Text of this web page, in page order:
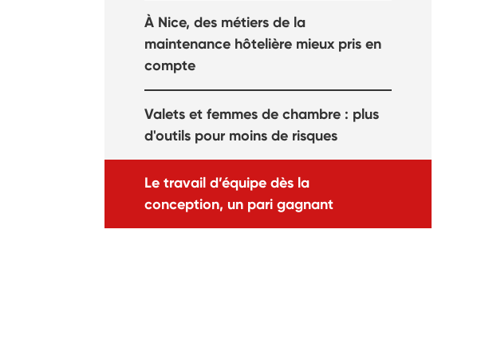
À Nice, des métiers de la
maintenance hôtelière mieux pris en
compte
Valets et femmes de chambre : plus
d'outils pour moins de risques
Le travail d’équipe dès la
conception, un pari gagnant